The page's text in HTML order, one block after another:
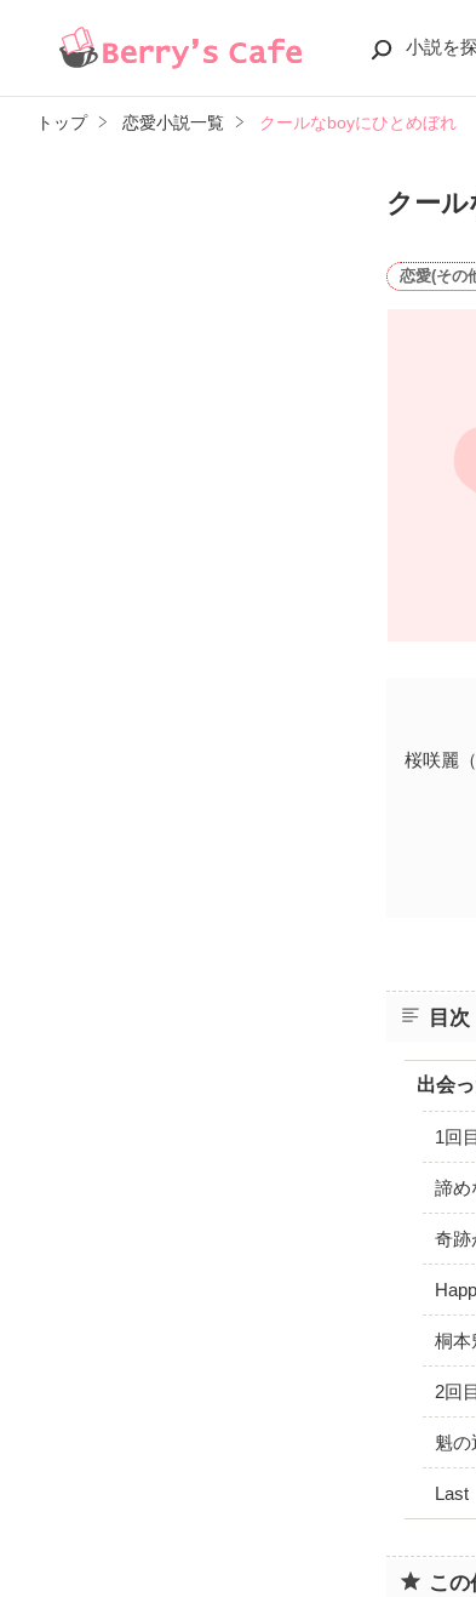
小説を
トップ 恋愛小説一覧 クールなboyにひとめぼれ
クー
恋愛(その
桜咲麗
目次
出会
1回
諦め
奇跡
桐本
2回
魁の
Last
こ